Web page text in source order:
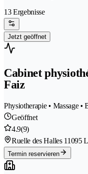
13 Ergebnisse
Jetzt geöffnet
Cabinet
Faiz
Physiotherapie • Massage •
Geöffnet
4.9(9)
Ruelle des Halles 11095
Termin reservieren